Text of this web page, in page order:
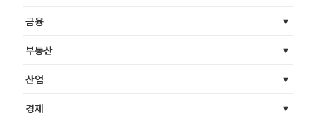
금융
부동산
산업
경제